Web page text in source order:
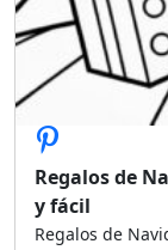
Regalos de
y fácil
Regalos de